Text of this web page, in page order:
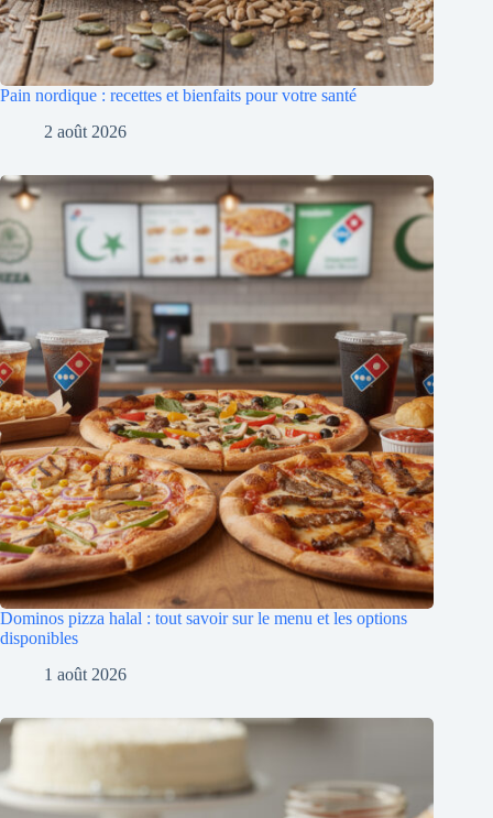
Pain nordique : recettes et bienfaits pour votre santé
2 août 2026
Dominos pizza halal : tout savoir sur le menu et les options
disponibles
1 août 2026